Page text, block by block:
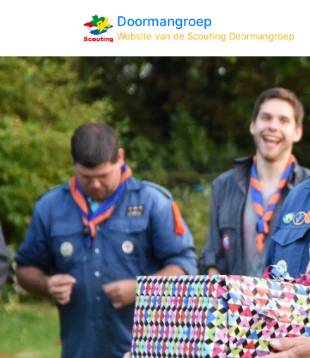
Doormangroep
Website van de Scouting Doormangroep